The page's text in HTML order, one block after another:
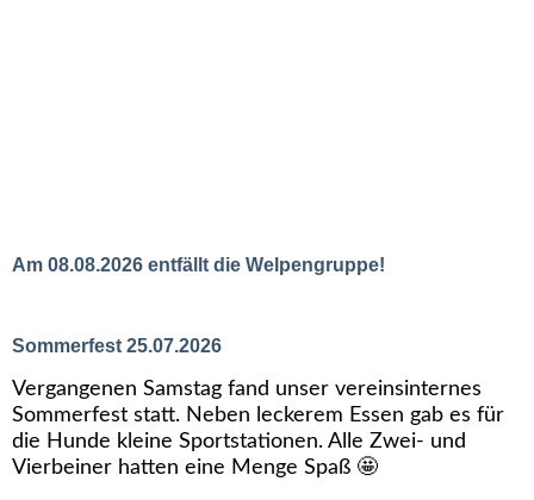
Am 08.08.2026 entfällt die Welpengruppe!
Sommerfest 25.07.2026
Vergangenen Samstag fand unser vereinsinternes
Sommerfest statt. Neben leckerem Essen gab es für
die Hunde kleine Sportstationen. Alle Zwei- und
Vierbeiner hatten eine Menge Spaß 🤩